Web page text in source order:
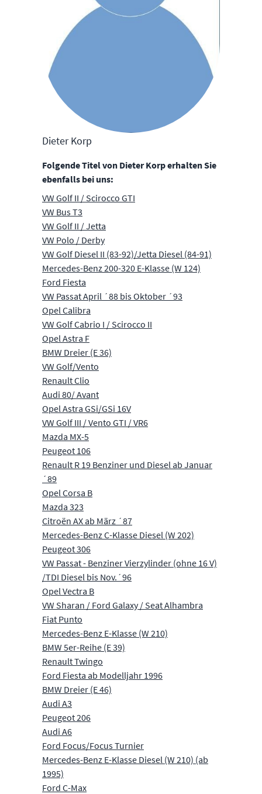
Dieter Korp
Folgende Titel von Dieter Korp erhalten Sie
ebenfalls bei uns:
VW Golf II / Scirocco GTI
VW Bus T3
VW Golf II / Jetta
VW Polo / Derby
VW Golf Diesel II (83-92)/Jetta Diesel (84-91)
Mercedes-Benz 200-320 E-Klasse (W 124)
Ford Fiesta
VW Passat April ´88 bis Oktober ´93
Opel Calibra
VW Golf Cabrio I / Scirocco II
Opel Astra F
BMW Dreier (E 36)
VW Golf/Vento
Renault Clio
Audi 80/ Avant
Opel Astra GSi/GSi 16V
VW Golf III / Vento GTI / VR6
Mazda MX-5
Peugeot 106
Renault R 19 Benziner und Diesel ab Januar
´89
Opel Corsa B
Mazda 323
Citroën AX ab März ´87
Mercedes-Benz C-Klasse Diesel (W 202)
Peugeot 306
VW Passat - Benziner Vierzylinder (ohne 16 V)
/TDI Diesel bis Nov.´96
Opel Vectra B
VW Sharan / Ford Galaxy / Seat Alhambra
Fiat Punto
Mercedes-Benz E-Klasse (W 210)
BMW 5er-Reihe (E 39)
Renault Twingo
Ford Fiesta ab Modelljahr 1996
BMW Dreier (E 46)
Audi A3
Peugeot 206
Audi A6
Ford Focus/Focus Turnier
Mercedes-Benz E-Klasse Diesel (W 210) (ab
1995)
Ford C-Max